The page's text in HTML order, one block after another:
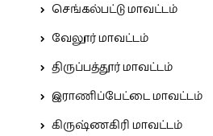
செங்கல்பட்டு மாவட்டம்
வேலூர் மாவட்டம்
திருப்பத்தூர் மாவட்டம்
இராணிப்பேட்டை மாவட்டம்
கிருஷ்ணகிரி மாவட்டம்